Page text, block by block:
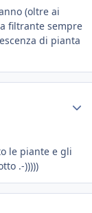
(oltre ai
filtrante sempre
di pianta
le piante e gli
.-)))))